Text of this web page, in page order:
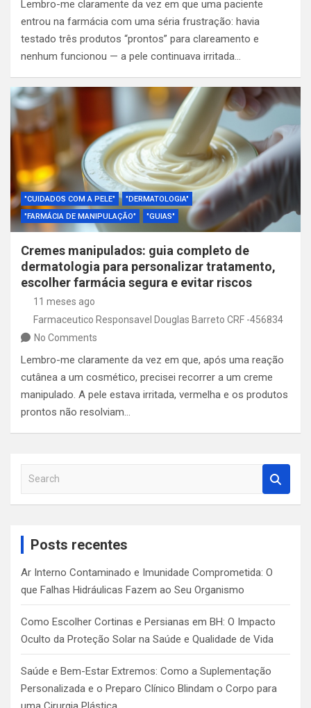
Lembro-me claramente da vez em que uma paciente
entrou na farmácia com uma séria frustração: havia
testado três produtos “prontos” para clareamento e
nenhum funcionou — a pele continuava irritada…
"CUIDADOS COM A PELE"
"DERMATOLOGIA"
"FARMÁCIA DE MANIPULAÇÃO"
"GUIAS"
Cremes manipulados: guia completo de
dermatologia para personalizar tratamento,
escolher farmácia segura e evitar riscos
11 meses ago
Farmaceutico Responsavel Douglas Barreto CRF -456834
No Comments
Lembro-me claramente da vez em que, após uma reação
cutânea a um cosmético, precisei recorrer a um creme
manipulado. A pele estava irritada, vermelha e os produtos
prontos não resolviam…
a
Posts recentes
Ar Interno Contaminado e Imunidade Comprometida: O
que Falhas Hidráulicas Fazem ao Seu Organismo
Como Escolher Cortinas e Persianas em BH: O Impacto
Oculto da Proteção Solar na Saúde e Qualidade de Vida
Saúde e Bem-Estar Extremos: Como a Suplementação
Personalizada e o Preparo Clínico Blindam o Corpo para